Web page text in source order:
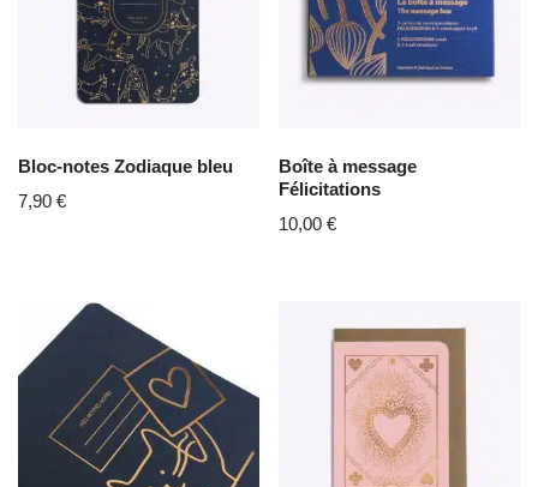
Bloc-notes Zodiaque bleu
7,90 €
Boîte à message
Félicitations
10,00€